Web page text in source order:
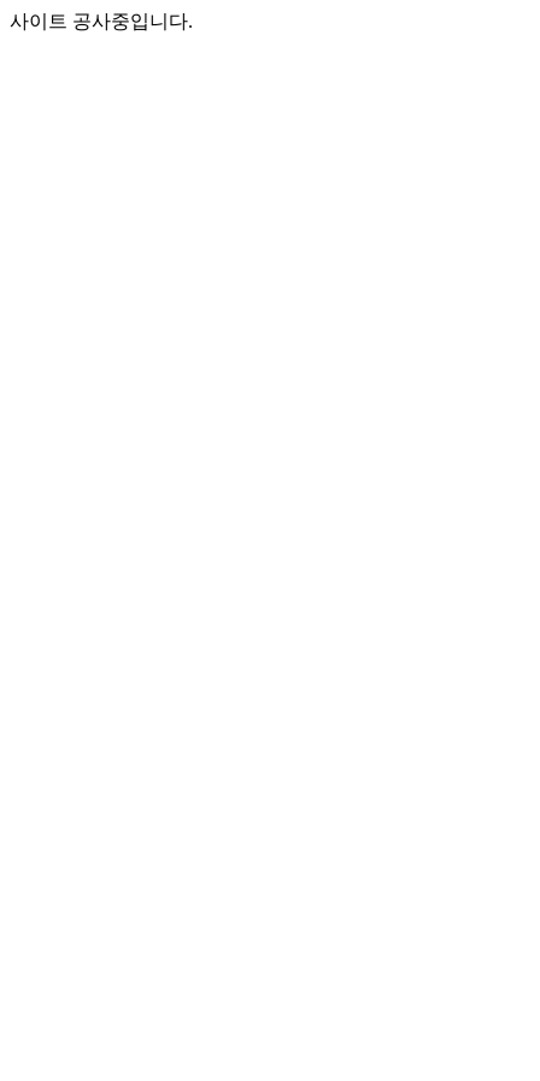
사이트 공사중입니다.